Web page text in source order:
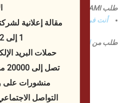
طلب AMI من
أنت في
بورغاس وتريد أشهى اللحوم
طلب منالسيد بير شواية الفحم
صفحتنا على
تابعونا على
مقالة إعلانية
1 إلى 12 لغة.
حملات البريد
تصل إلى 20000 مشترك
منشورات على
التواصل